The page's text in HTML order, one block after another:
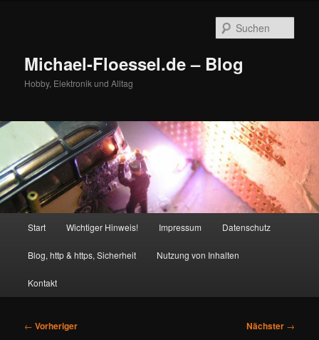
Michael-Floessel.de – Blog
Hobby, Elektronik und Alltag
Start Wichtiger Hinweis! Impressum Datenschutz
Blog, http & https, Sicherheit Nutzung von Inhalten
Kontakt
Beitragsnavigation
← Vorheriger Nächster →